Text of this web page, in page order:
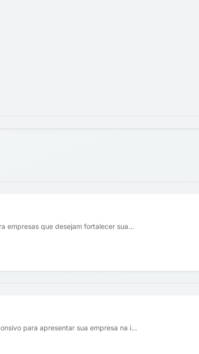
empresas que desejam fortalecer sua...
para apresentar sua empresa na i...